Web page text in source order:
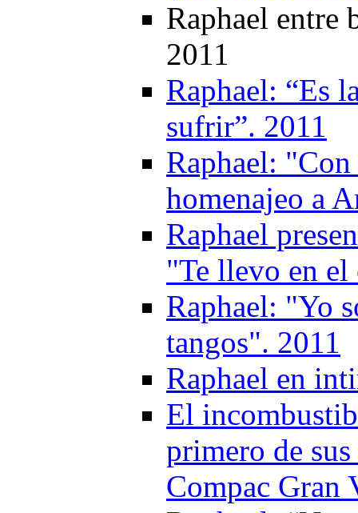
Raphael entre
2011
Raphael: “Es
sufrir”. 2011
Raphael:
homenajeo a
Raphael
"Te llevo en
Raphael: "Yo
tangos". 2011
Raphael en
El
primero de
Compac Gran